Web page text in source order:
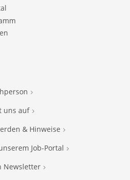
uns auf
& Hinweise
Job-Portal
Newsletter